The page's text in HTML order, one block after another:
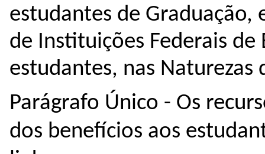
estudantes de Graduação,
de Instituições Federais
estudantes, nas Naturezas
Parágrafo Único - Os
dos benefícios aos